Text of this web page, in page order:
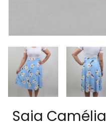
Saia Camélia